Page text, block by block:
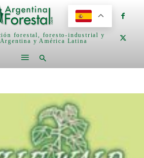
forestal, foresto-industrial y
y América Latina